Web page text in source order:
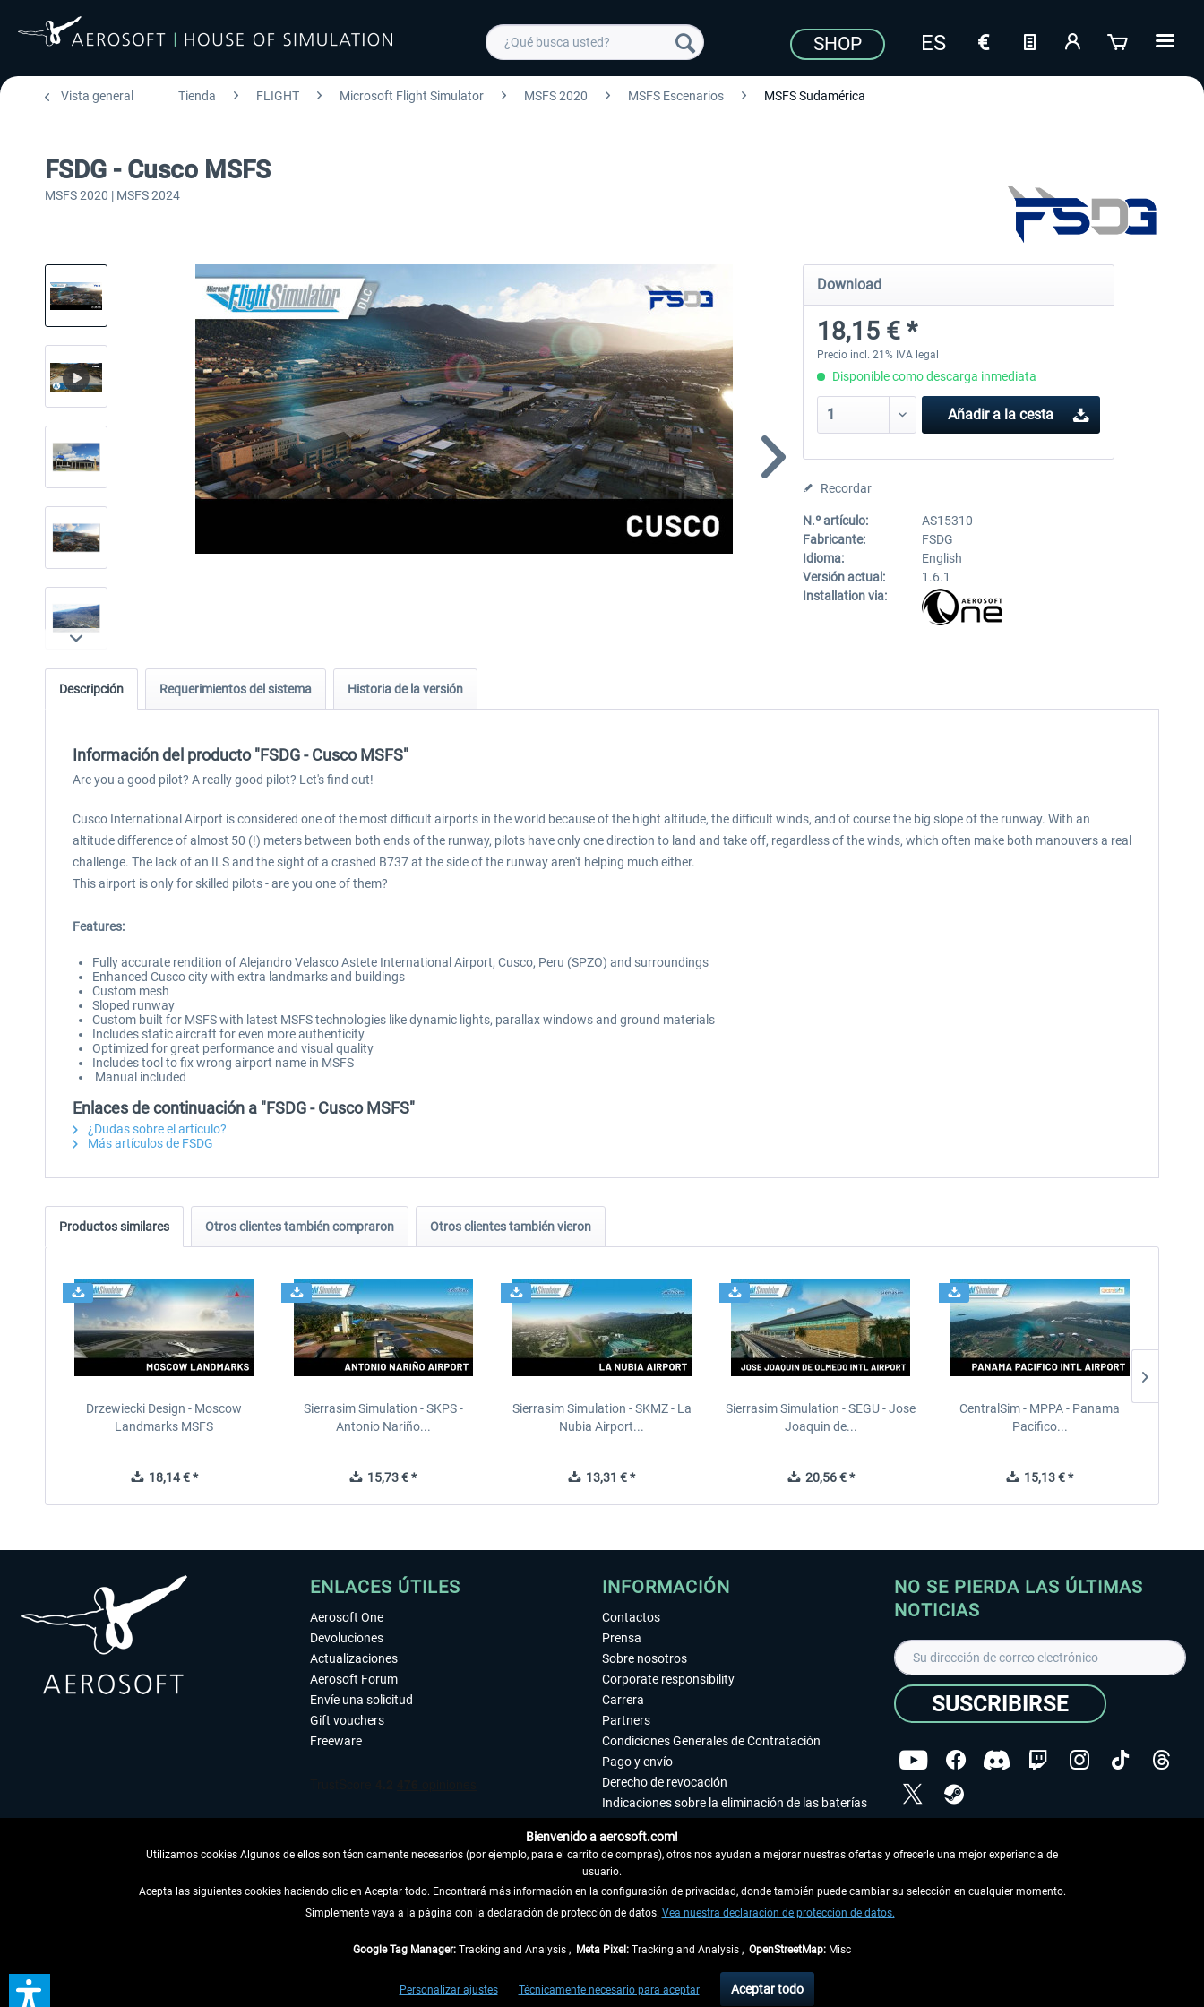
SHOP
Vista general Tienda FLIGHT Microsoft Flight Simulator MSFS 2020 MSFS Escenarios MSFS Sudamérica
FSDG - Cusco MSFS
MSFS 2020 | MSFS 2024
Download
18,15 € *
Precio incl. 21% IVA legal
Disponible como descarga inmediata
Añadir a la cesta
Recordar
N.º artículo:
AS15310
Fabricante:
FSDG
Idioma:
English
Versión actual:
1.6.1
Installation via:
Descripción Requerimientos del sistema Historia de la versión
Información del producto "FSDG - Cusco MSFS"
Are you a good pilot? A really good pilot? Let's find out!
Cusco International Airport is considered one of the most difficult airports in the world because of the hight altitude, the difficult winds, and of course the big slope of the runway. With an
altitude difference of almost 50 (!) meters between both ends of the runway, pilots have only one direction to land and take off, regardless of the winds, which often make both manouvers a real
challenge. The lack of an ILS and the sight of a crashed B737 at the side of the runway aren't helping much either.
This airport is only for skilled pilots - are you one of them?
Features:
Fully accurate rendition of Alejandro Velasco Astete International Airport, Cusco, Peru (SPZO) and surroundings
Enhanced Cusco city with extra landmarks and buildings
Custom mesh
Sloped runway
Custom built for MSFS with latest MSFS technologies like dynamic lights, parallax windows and ground materials
Includes static aircraft for even more authenticity
Optimized for great performance and visual quality
Includes tool to fix wrong airport name in MSFS
Manual included
Enlaces de continuación a "FSDG - Cusco MSFS"
¿Dudas sobre el artículo?
Más artículos de FSDG
Productos similares Otros clientes también compraron Otros clientes también vieron
Drzewiecki Design - Moscow
Landmarks MSFS
18,14 € *
Sierrasim Simulation - SKPS -
Antonio Nariño...
15,73 € *
Sierrasim Simulation - SKMZ - La
Nubia Airport...
13,31 € *
Sierrasim Simulation - SEGU - Jose
Joaquin de...
20,56 € *
CentralSim - MPPA - Panama
Pacifico...
15,13 € *
ENLACES ÚTILES
Aerosoft One
Devoluciones
Actualizaciones
Aerosoft Forum
Envíe una solicitud
Gift vouchers
Freeware
DESISTIR DEL CONTRATO
INFORMACIÓN
Contactos
Prensa
Sobre nosotros
Corporate responsibility
Carrera
Partners
Condiciones Generales de Contratación
Pago y envío
Derecho de revocación
Indicaciones sobre la eliminación de las baterías
Accesibilidad
Aviso legal
NO SE PIERDA LAS ÚLTIMAS
NOTICIAS
SUSCRIBIRSE
Copyright © Aerosoft GmbH - Todos los derechos
así como las posibles tasas de recepción si no se describe lo contrario
** De aplicación a envíos dentro de Alemania. Los plazos de envío para los demás países se pueden consultar en la
Bienvenido a aerosoft.com!
Utilizamos cookies Algunos de ellos son técnicamente necesarios (por ejemplo, para el carrito de compras), otros nos ayudan a mejorar nuestras ofertas y ofrecerle una mejor experiencia de
usuario.
Acepta las siguientes cookies haciendo clic en Aceptar todo. Encontrará más información en la configuración de privacidad, donde también puede cambiar su selección en cualquier momento.
Simplemente vaya a la página con la declaración de protección de datos. Vea nuestra declaración de protección de datos.
Google Tag Manager: Tracking and Analysis , Meta Pixel: Tracking and Analysis , OpenStreetMap: Misc
Personalizar ajustes Técnicamente necesario para aceptar Aceptar todo